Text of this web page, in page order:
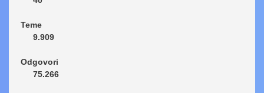
Teme
9.909
Odgovori
75.266